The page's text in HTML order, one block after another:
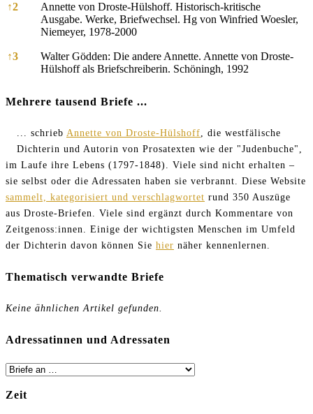
↑2
Annette von Droste-Hülshoff. Historisch-kritische
Ausgabe. Werke, Briefwechsel. Hg von Winfried Woesler,
Niemeyer, 1978-2000
↑3
Walter Gödden: Die andere Annette. Annette von Droste-
Hülshoff als Briefschreiberin. Schöningh, 1992
Mehrere tausend Briefe ...
... schrieb Annette von Droste-Hülshoff, die westfälische
Dichterin und Autorin von Prosatexten wie der "Judenbuche",
im Laufe ihre Lebens (1797-1848). Viele sind nicht erhalten –
sie selbst oder die Adressaten haben sie verbrannt. Diese Website
sammelt, kategorisiert und verschlagwortet rund 350 Auszüge
aus Droste-Briefen. Viele sind ergänzt durch Kommentare von
Zeitgenoss:innen. Einige der wichtigsten Menschen im Umfeld
der Dichterin davon können Sie hier näher kennenlernen.
Thematisch verwandte Briefe
Keine ähnlichen Artikel gefunden.
Adressatinnen und Adressaten
Zeit